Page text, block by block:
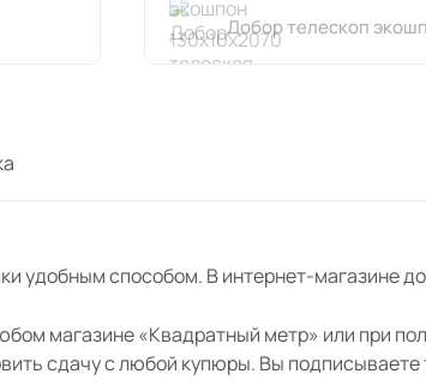
Добор телескоп
Розетка экошпон
Цоколь экошпон
удобным способом. В интернет-магазине
магазине «Квадратный метр» или при
сдачу с любой купюры. Вы